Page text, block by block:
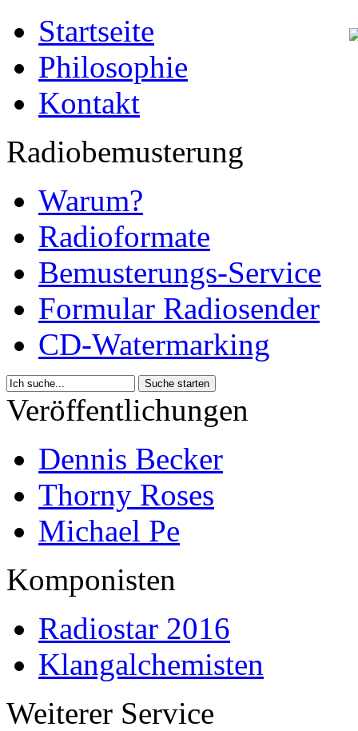
Startseite
Philosophie
Kontakt
Radiobemusterung
Warum?
Radioformate
Bemusterungs-Service
Formular Radiosender
CD-Watermarking
Veröffentlichungen
Dennis Becker
Thorny Roses
Michael Pe
Komponisten
Radiostar 2016
Klangalchemisten
Weiterer Service